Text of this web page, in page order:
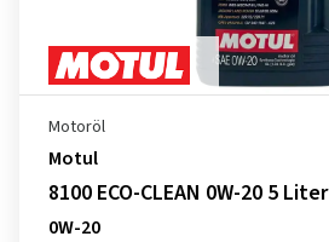
Motoröl
Motul
8100 ECO-CLEAN 0W-20 5 Liter
0W-20